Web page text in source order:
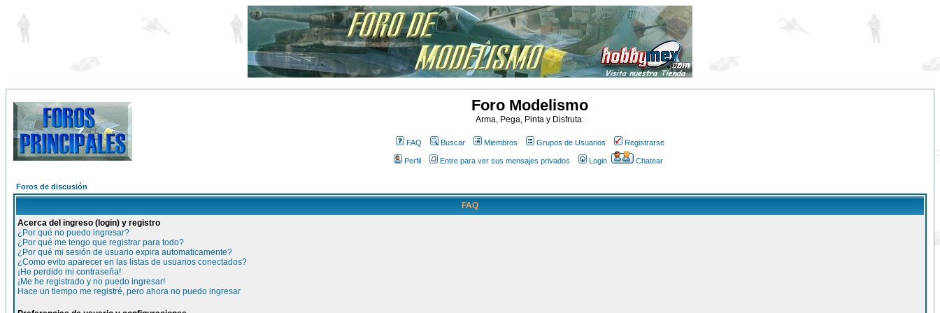
Foro Modelismo
Arma, Pega, Pinta y Disfruta.
FAQ Buscar Miembros Grupos de Usuarios Registrarse
Perfil Entre para ver sus mensajes privados Login Chatear
Foros de discusión
FAQ
Acerca del ingreso (login) y registro
¿Por qué no puedo ingresar?
¿Por qué me tengo que registrar para todo?
¿Por qué mi sesión de usuario expira automaticamente?
¿Como evito aparecer en las listas de usuarios conectados?
¡He perdido mi contraseña!
¡Me he registrado y no puedo ingresar!
Hace un tiempo me registré, pero ahora no puedo ingresar